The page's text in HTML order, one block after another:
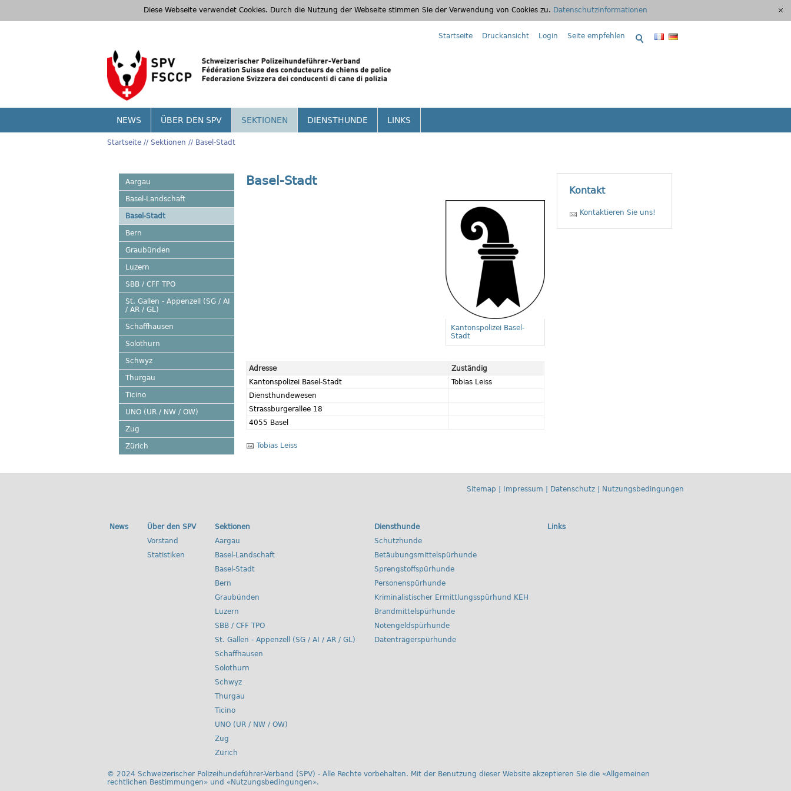
Diese Webseite verwendet Cookies. Durch die Nutzung der Webseite stimmen Sie der Verwendung von Cookies zu. Datenschutzinformationen [x]
Startseite Druckansicht Login Seite empfehlen
NEWS ÜBER DEN SPV SEKTIONEN DIENSTHUNDE LINKS
Startseite Sektionen Basel-Stadt
Aargau
Basel-Landschaft
Basel-Stadt
Bern
Graubünden
Luzern
SBB / CFF TPO
St. Gallen - Appenzell (SG / AI
/ AR / GL)
Schaffhausen
Solothurn
Schwyz
Thurgau
Ticino
UNO (UR / NW / OW)
Zug
Zürich
Basel-Stadt
Kantonspolizei Basel-
Stadt
Adresse
Zuständig
Kantonspolizei Basel-Stadt
Tobias Leiss
Diensthundewesen
Strassburgerallee 18
4055 Basel
Tobias Leiss
Kontakt
Kontaktieren Sie uns!
Sitemap Impressum Datenschutz Nutzungsbedingungen
News
Über den SPV
Vorstand
Statistiken
Sektionen
Aargau
Basel-Landschaft
Basel-Stadt
Bern
Graubünden
Luzern
SBB / CFF TPO
St. Gallen - Appenzell (SG / AI / AR / GL)
Schaffhausen
Solothurn
Schwyz
Thurgau
Ticino
UNO (UR / NW / OW)
Zug
Zürich
Diensthunde
Schutzhunde
Betäubungsmittelspürhunde
Sprengstoffspürhunde
Personenspürhunde
Kriminalistischer Ermittlungsspürhund KEH
Brandmittelspürhunde
Notengeldspürhunde
Datenträgerspürhunde
Links
© 2024 Schweizerischer Polizeihundeführer-Verband (SPV) - Alle Rechte vorbehalten. Mit der Benutzung dieser Website akzeptieren Sie die «Allgemeinen
rechtlichen Bestimmungen» und «Nutzungsbedingungen».